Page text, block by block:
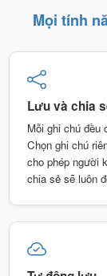
Mọi tính
Lưu và chia
Mỗi ghi chú đều
Chọn ghi chú
cho phép người
chia sẻ sẽ luôn